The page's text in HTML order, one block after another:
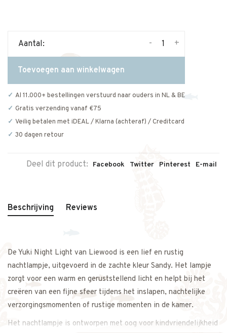
Aantal: +
-
Toevoegen aan winkelwagen
Al 11.000+ bestellingen verstuurd naar ouders in NL & BE
Gratis verzending vanaf €75
Veilig betalen met iDEAL / Klarna (achteraf) / Creditcard
30 dagen retour
Deel dit product: Facebook Twitter Pinterest E-mail
Beschrijving Reviews
De Yuki Night Light van Liewood is een lief en rustig
nachtlampje, uitgevoerd in de zachte kleur Sandy. Het lampje
zorgt voor een warm en geruststellend licht en helpt bij het
creëren van een fijne sfeer tijdens het inslapen, nachtelijke
verzorgingsmomenten of rustige momenten in de kamer.
Het nachtlampje is ontworpen met oog voor kindvriendelijkheid